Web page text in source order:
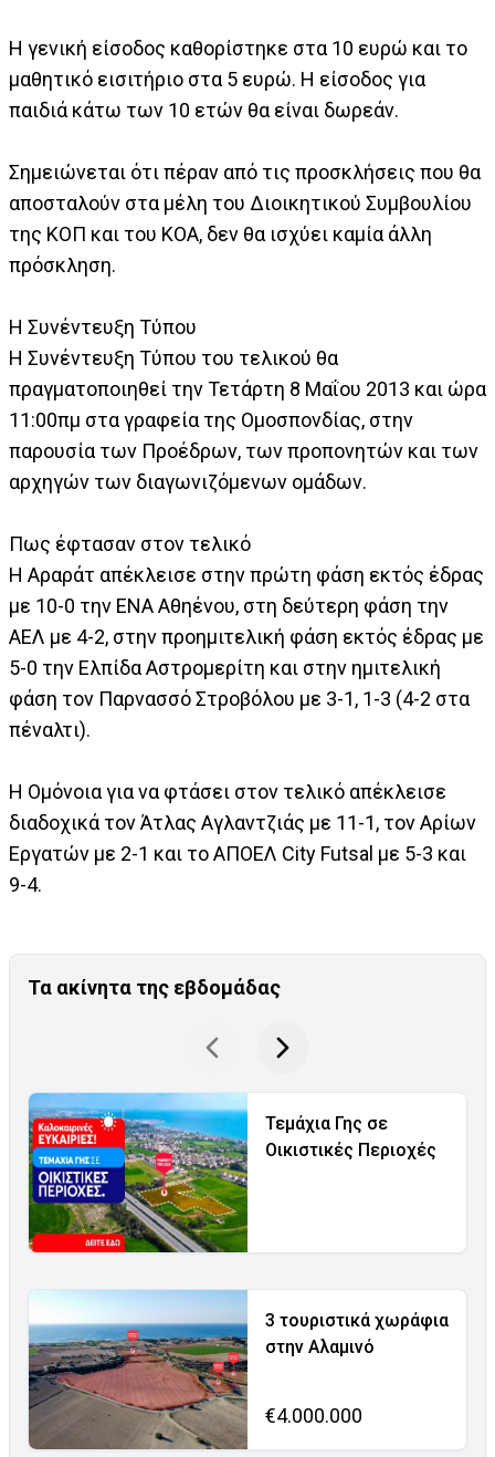
Η γενική είσοδος καθορίστηκε στα 10 ευρώ και το
μαθητικό εισιτήριο στα 5 ευρώ. Η είσοδος για
παιδιά κάτω των 10 ετών θα είναι δωρεάν.
Σημειώνεται ότι πέραν από τις προσκλήσεις που θα
αποσταλούν στα μέλη του Διοικητικού Συμβουλίου
της ΚΟΠ και του ΚΟΑ, δεν θα ισχύει καμία άλλη
πρόσκληση.
Η Συνέντευξη Τύπου
Η Συνέντευξη Τύπου του τελικού θα
πραγματοποιηθεί την Τετάρτη 8 Μαΐου 2013 και ώρα
11:00πμ στα γραφεία της Ομοσπονδίας, στην
παρουσία των Προέδρων, των προπονητών και των
αρχηγών των διαγωνιζόμενων ομάδων.
Πως έφτασαν στον τελικό
Η Αραράτ απέκλεισε στην πρώτη φάση εκτός έδρας
με 10-0 την ΕΝΑ Αθηένου, στη δεύτερη φάση την
ΑΕΛ με 4-2, στην προημιτελική φάση εκτός έδρας με
5-0 την Ελπίδα Αστρομερίτη και στην ημιτελική
φάση τον Παρνασσό Στροβόλου με 3-1, 1-3 (4-2 στα
πέναλτι).
Η Ομόνοια για να φτάσει στον τελικό απέκλεισε
διαδοχικά τον Άτλας Αγλαντζιάς με 11-1, τον Αρίων
Εργατών με 2-1 και το ΑΠΟΕΛ City Futsal με 5-3 και
9-4.
Τα ακίνητα της εβδομάδας
Τεμάχια Γης σε
Οικιστικές Περιοχές
3 τουριστικά χωράφια
στην Αλαμινό
€4.000.000